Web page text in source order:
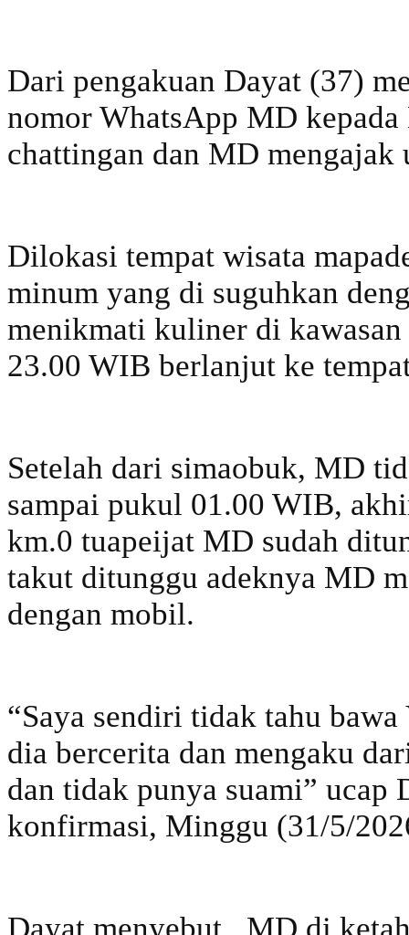
Dari pengakuan Dayat (37)
nomor WhatsApp MD
chattingan dan MD
Dilokasi tempat wisata
minum yang di suguhkan
menikmati kuliner di
23.00 WIB berlanjut ke
Setelah dari simaobuk, MD
sampai pukul 01.00 WIB,
km.0 tuapeijat MD sudah
takut ditunggu adeknya MD
dengan mobil.
“Saya sendiri tidak tahu
dia bercerita dan mengaku
dan tidak punya suami” ucap
konfirmasi, Minggu (31/5/